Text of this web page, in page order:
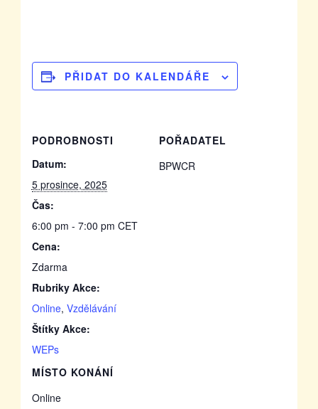
PŘIDAT DO KALENDÁŘE
PODROBNOSTI
Datum:
5 prosince, 2025
Čas:
6:00 pm - 7:00 pm CET
Cena:
Zdarma
Rubriky Akce:
Online, Vzdělávání
Štítky Akce:
WEPs
MÍSTO KONÁNÍ
Online
POŘADATEL
BPWCR